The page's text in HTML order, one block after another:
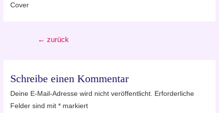
Cover
Beitragsnavigation
← zurück
Schreibe einen Kommentar
Deine E-Mail-Adresse wird nicht veröffentlicht. Erforderliche
Felder sind mit* markiert